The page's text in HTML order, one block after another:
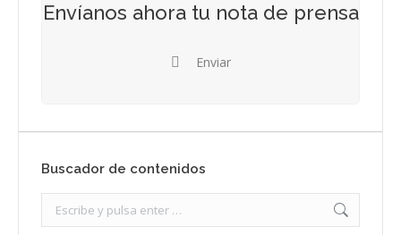
Envíanos ahora tu nota de prensa
Enviar
Buscador de contenidos